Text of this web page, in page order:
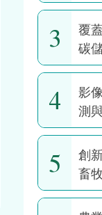
3
覆
碳
耕
4
影
測
5
創
畜